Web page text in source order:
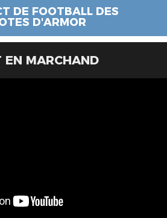
DE FOOTBALL DES
D'ARMOR
EN MARCHAND